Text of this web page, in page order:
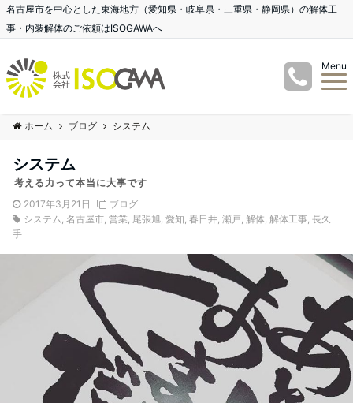
名古屋市を中心とした東海地方（愛知県・岐阜県・三重県・静岡県）の解体工
事・内装解体のご依頼はISOGAWAへ
Menu
ホーム ブログ システム
システム
考える力って本当に大事です
2017年3月21日
ブログ
システム, 名古屋市, 営業, 尾張旭, 愛知, 春日井, 瀬戸, 解体, 解体工事, 長久
手